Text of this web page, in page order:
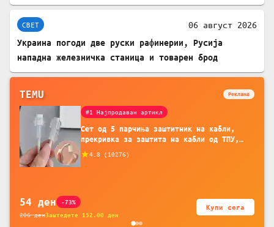
СВЕТ 06 август 2026
Украина погоди две руски рафинерии, Русија
нападна железничка станица и товарен брод
TEMU Реклама
#1 Најпродаван артикл
Сет од 5 парчиња заштитник на кабли,
прекривка за заштита на кабли од ТПУ,
додатоци за заштита на кабли, без
батерија, за мобилни телефони, комплет
4.8 ( 10276)
54 ден -73%
206денЗаштедете 152.00 ден
Купи сега